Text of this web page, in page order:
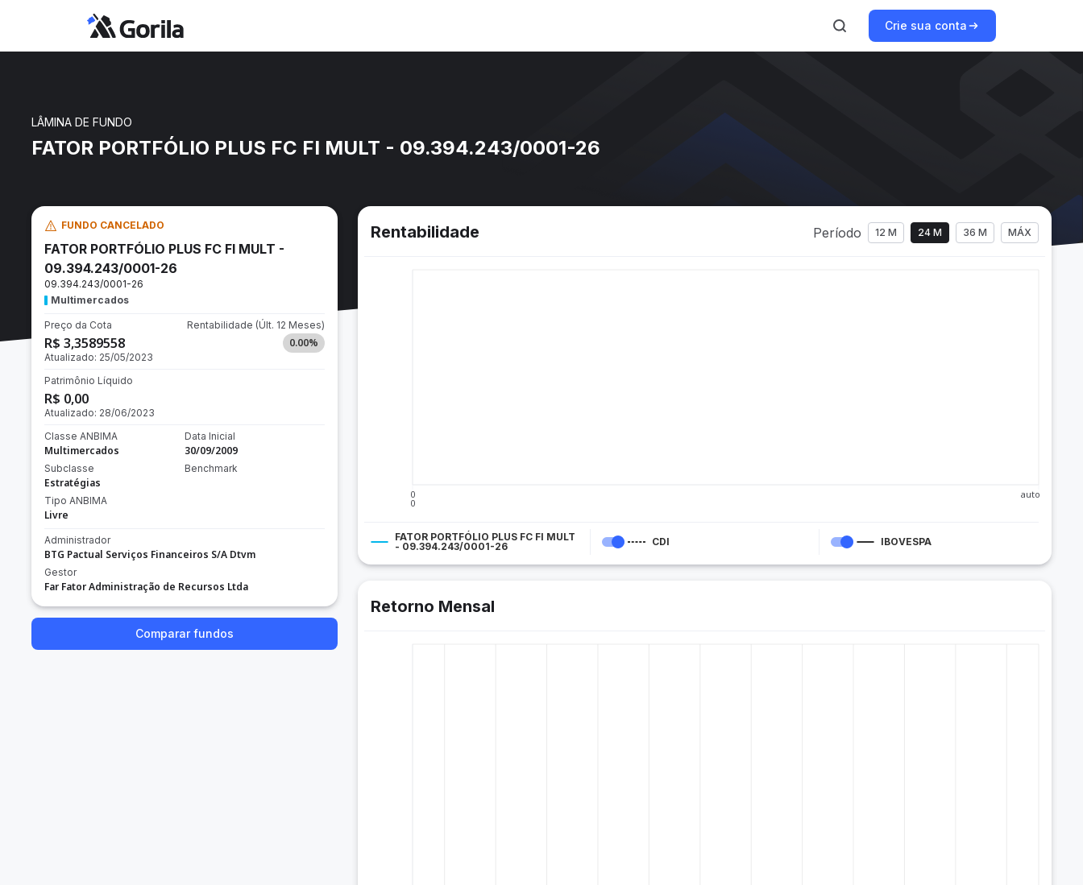
Crie sua conta
LÂMINA DE FUNDO
FATOR PORTFÓLIO PLUS FC FI MULT - 09.394.243/0001-26
FUNDO CANCELADO
FATOR PORTFÓLIO PLUS FC FI MULT -
09.394.243/0001-26
09.394.243/0001-26
Multimercados
Preço da Cota
R$ 3,3589558
Atualizado: 25/05/2023
Rentabilidade (Últ. 12 Meses)
0.00%
Patrimônio Líquido
R$ 0,00
Atualizado: 28/06/2023
Classe ANBIMA
Multimercados
Subclasse
Estratégias
Tipo ANBIMA
Livre
Data Inicial
30/09/2009
Benchmark
Administrador
BTG Pactual Serviços Financeiros S/A Dtvm
Gestor
Far Fator Administração de Recursos Ltda
Comparar fundos
Rentabilidade Período 12 M 24 M 36 M MÁX
0
0
auto
FATOR PORTFÓLIO PLUS FC FI MULT
- 09.394.243/0001-26
CDI IBOVESPA
Retorno Mensal